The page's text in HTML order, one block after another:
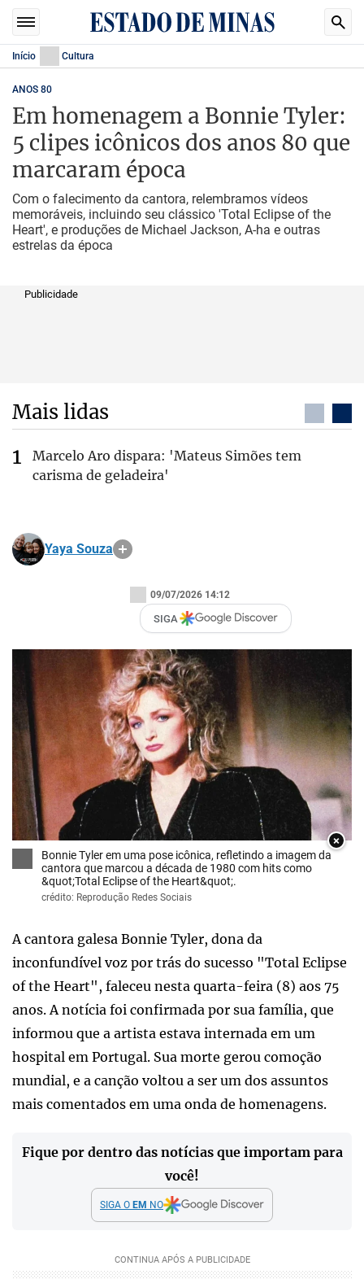
Início Cultura
ANOS 80
Em homenagem a Bonnie Tyler:
5 clipes icônicos dos anos 80 que
marcaram época
Com o falecimento da cantora, relembramos vídeos
memoráveis, incluindo seu clássico 'Total Eclipse of the
Heart', e produções de Michael Jackson, A-ha e outras
estrelas da época
Publicidade
Mais lidas
Marcelo Aro dispara: 'Mateus Simões tem
carisma de geladeira'
Yaya Souza
09/07/2026 14:12
SIGA
×
Bonnie Tyler em uma pose icônica, refletindo a imagem da
cantora que marcou a década de 1980 com hits como
&quot;Total Eclipse of the Heart&quot;.
crédito: Reprodução Redes Sociais
A cantora galesa Bonnie Tyler, dona da
inconfundível voz por trás do sucesso "Total Eclipse
of the Heart", faleceu nesta quarta-feira (8) aos 75
anos. A notícia foi confirmada por sua família, que
informou que a artista estava internada em um
hospital em Portugal. Sua morte gerou comoção
mundial, e a canção voltou a ser um dos assuntos
mais comentados em uma onda de homenagens.
Fique por dentro das notícias que importam para
você!
SIGA O EM NO